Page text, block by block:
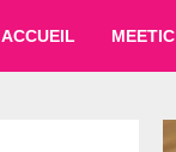
ACCUEIL MEETIC